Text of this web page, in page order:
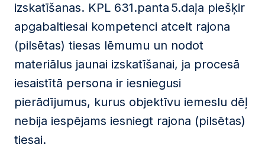
izskatīšanas. KPL 631.panta 5.daļa piešķir
apgabaltiesai kompetenci atcelt rajona
(pilsētas) tiesas lēmumu un nodot
materiālus jaunai izskatīšanai, ja procesā
iesaistītā persona ir iesniegusi
pierādījumus, kurus objektīvu iemeslu dēļ
nebija iespējams iesniegt rajona (pilsētas)
tiesai.